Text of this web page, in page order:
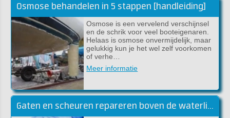
Osmose behandelen in 5 stappen [handleiding]
Osmose is een vervelend verschijnsel
en de schrik voor veel booteigenaren.
Helaas is osmose onvermijdelijk, maar
gelukkig kun je het wel zelf voorkomen
of verhe…
Meer informatie
Gaten en scheuren repareren boven de waterlijn